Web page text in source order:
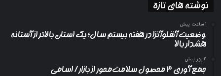
نوشته های تازه
1 ساعت پیش
وضعیت آنفلوآنزا در هفته بیستم سال؛ یک استان بالاتر از آستانه
هشدار بالا
2 روز پیش
جمع آوری ۳ محصول سلامت‌محور از بازار/ اسامی